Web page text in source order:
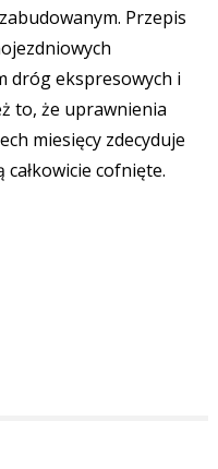
Przepis
dróg ekspresowych i
to, że uprawnienia
miesięcy zdecyduje
cofnięte.